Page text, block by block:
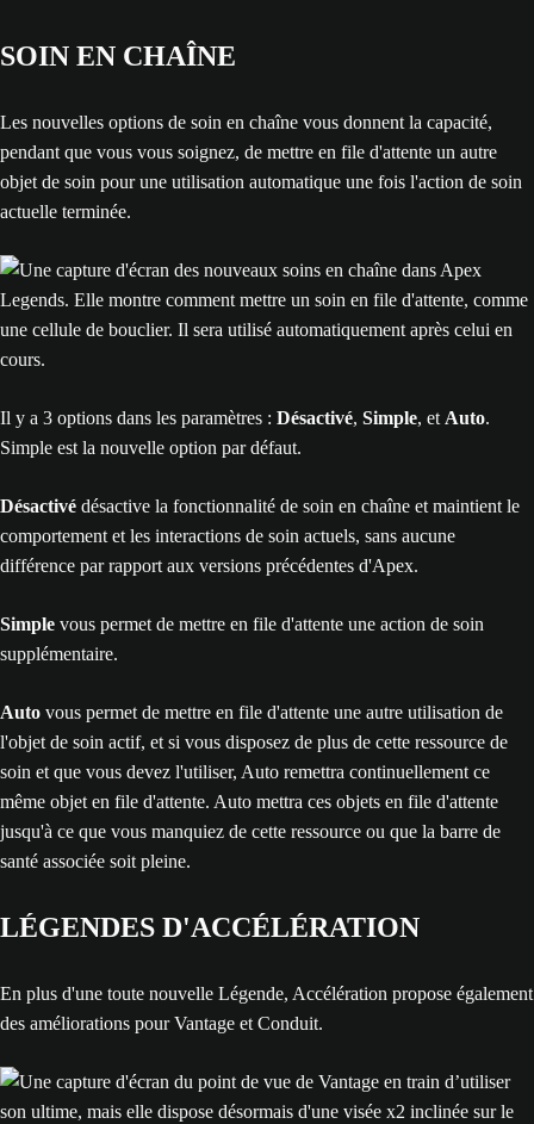
SOIN EN CHAÎNE
Les nouvelles options de soin en chaîne vous donnent la capacité,
pendant que vous vous soignez, de mettre en file d'attente un autre
objet de soin pour une utilisation automatique une fois l'action de soin
actuelle terminée.
Il y a 3 options dans les paramètres : Désactivé, Simple, et Auto.
Simple est la nouvelle option par défaut.
Désactivé désactive la fonctionnalité de soin en chaîne et maintient le
comportement et les interactions de soin actuels, sans aucune
différence par rapport aux versions précédentes d'Apex.
Simple vous permet de mettre en file d'attente une action de soin
supplémentaire.
Auto vous permet de mettre en file d'attente une autre utilisation de
l'objet de soin actif, et si vous disposez de plus de cette ressource de
soin et que vous devez l'utiliser, Auto remettra continuellement ce
même objet en file d'attente. Auto mettra ces objets en file d'attente
jusqu'à ce que vous manquiez de cette ressource ou que la barre de
santé associée soit pleine.
LÉGENDES D'ACCÉLÉRATION
En plus d'une toute nouvelle Légende, Accélération propose également
des améliorations pour Vantage et Conduit.